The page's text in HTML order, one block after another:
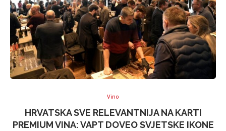
Vino
HRVATSKA SVE RELEVANTNIJA NA KARTI
PREMIUM VINA: VAPT DOVEO SVJETSKE IKONE